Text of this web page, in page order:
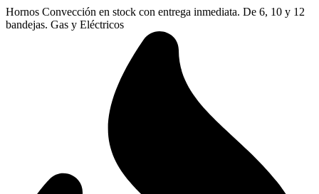
Ir
al
Hornos Convección en stock con entrega inmediata. De 6, 10 y 12
bandejas. Gas y Eléctricos